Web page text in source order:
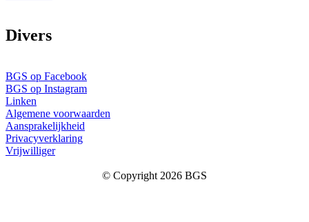
Divers
BGS op Facebook
BGS op Instagram
Linken
Algemene voorwaarden
Aansprakelijkheid
Privacyverklaring
Vrijwilliger
© Copyright 2026 BGS